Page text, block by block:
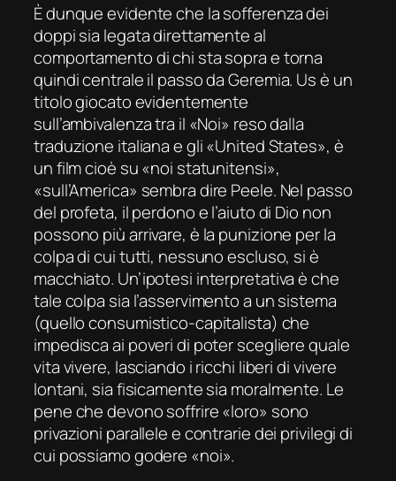
È dunque evidente che la sofferenza dei
doppi sia legata direttamente al
comportamento di chi sta sopra e torna
quindi centrale il passo da Geremia. Usè un
titolo giocato evidentemente
sull’ambivalenza tra il «Noi» reso dalla
traduzione italiana e gli «United States», è
un film cioè su «noi statunitensi»,
«sull’America» sembra dire Peele. Nel passo
del profeta, il perdono e l’aiuto di Dio non
possono più arrivare, è la punizione per la
colpa di cui tutti, nessuno escluso, si è
macchiato. Un’ipotesi interpretativa è che
tale colpa sia l’asservimento a un sistema
(quello consumistico-capitalista) che
impedisca ai poveri di poter scegliere quale
vita vivere, lasciando i ricchi liberi di vivere
lontani, sia fisicamente sia moralmente. Le
pene che devono soffrire «loro» sono
privazioni parallele e contrarie dei privilegi di
cui possiamo godere «noi».